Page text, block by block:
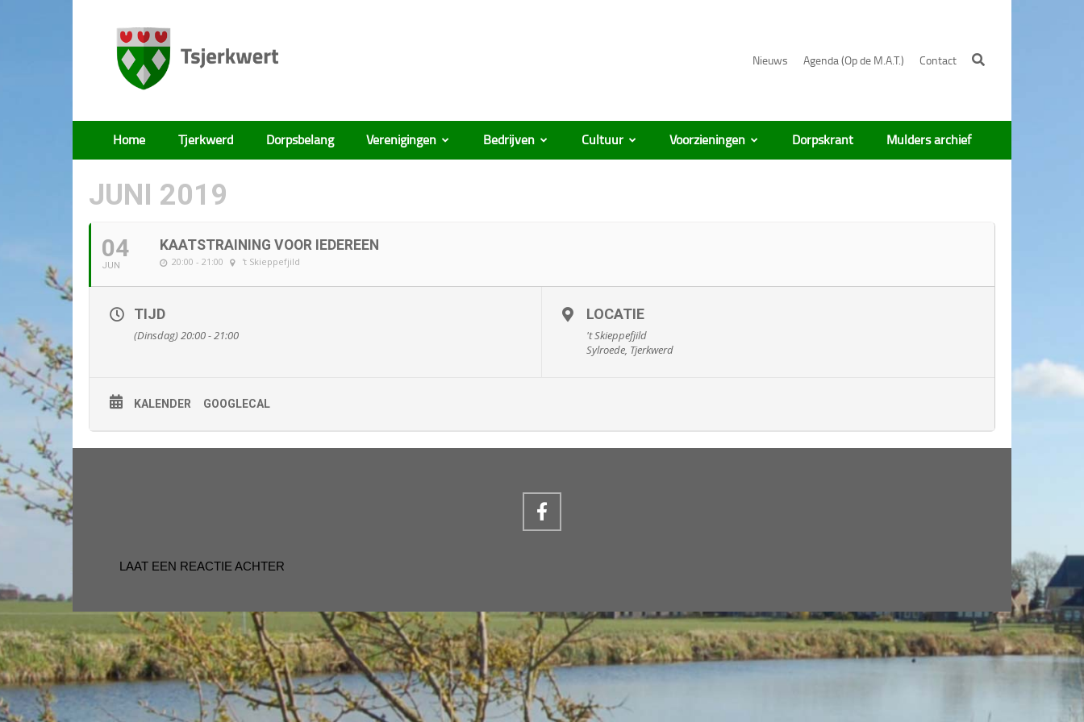
Nieuws Agenda (Op de M.A.T.) Contact
Tsjerkwert
Home Tjerkwerd Dorpsbelang Verenigingen Bedrijven Cultuur Voorzieningen Dorpskrant Mulders archief
JUNI 2019
04
JUN
KAATSTRAINING VOOR IEDEREEN
20:00 - 21:00 't Skieppefjild
TIJD
(Dinsdag) 20:00 - 21:00
LOCATIE
't Skieppefjild
Sylroede, Tjerkwerd
KALENDER GOOGLECAL
LAAT EEN REACTIE ACHTER